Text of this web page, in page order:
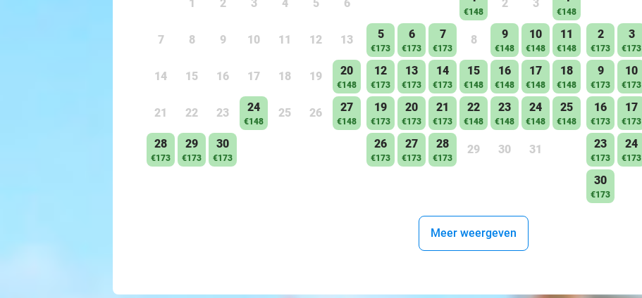
1 2 3 4 5 6
7 8 9 10 11 12 13
14 15 16 17 18 19 20
€148
21 22 23 24
€148
25 26 27
€148
28
€173
29
€173
30
€173
€148
2 3
€148
5
€173
6
€173
7
€173
8 9
€148
10
€148
11
€148
12
€173
13
€173
14
€173
15
€148
16
€148
17
€148
18
€148
19
€173
20
€173
21
€173
22
€148
23
€148
24
€148
25
€148
26
€173
27
€173
28
€173
29 30 31
2
€173
3
€173
9
€173
10
€173
16
€173
17
€173
23
€173
24
€173
30
€173
Meer weergeven